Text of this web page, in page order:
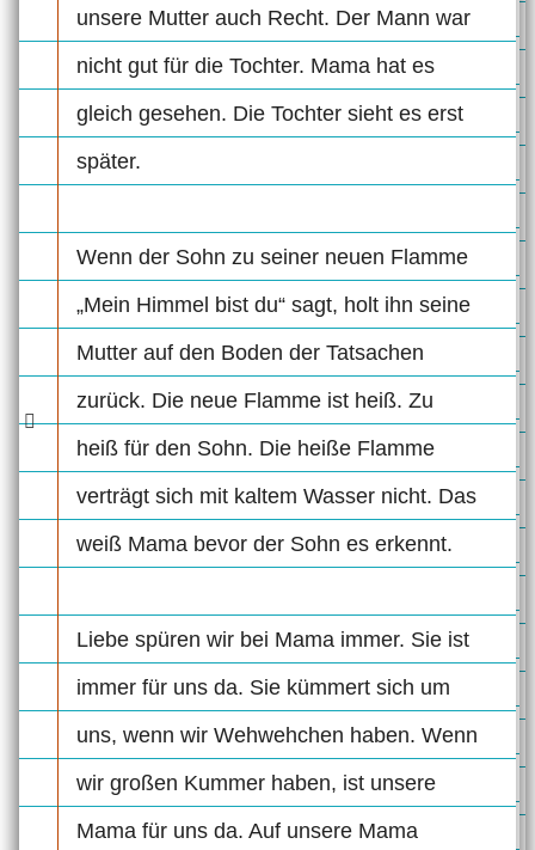
unsere Mutter auch Recht. Der Mann war
nicht gut für die Tochter. Mama hat es
gleich gesehen. Die Tochter sieht es erst
später.
Wenn der Sohn zu seiner neuen Flamme
„Mein Himmel bist du“ sagt, holt ihn seine
Mutter auf den Boden der Tatsachen
zurück. Die neue Flamme ist heiß. Zu
heiß für den Sohn. Die heiße Flamme
verträgt sich mit kaltem Wasser nicht. Das
weiß Mama bevor der Sohn es erkennt.
Liebe spüren wir bei Mama immer. Sie ist
immer für uns da. Sie kümmert sich um
uns, wenn wir Wehwehchen haben. Wenn
wir großen Kummer haben, ist unsere
Mama für uns da. Auf unsere Mama